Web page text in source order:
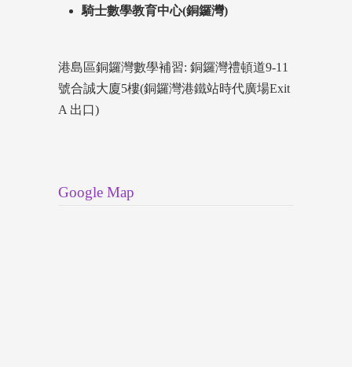
騎士數學教育中心(銅鑼灣)
港島區銅鑼灣數學補習: 銅鑼灣禮頓道9-11
號合誠大廈5樓(銅鑼灣港鐵站時代廣場Exit
A 出口)
Google Map